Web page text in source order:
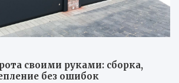
своими руками: сборка,
без ошибок